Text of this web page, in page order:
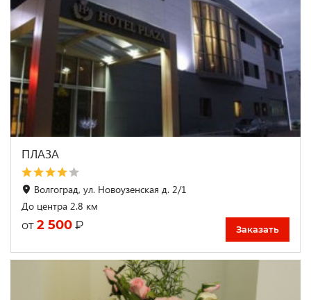
ПЛАЗА
Волгоград, ул. Новоузенская д. 2/1
До центра 2.8 км
от 2 500 ₽ Заказать